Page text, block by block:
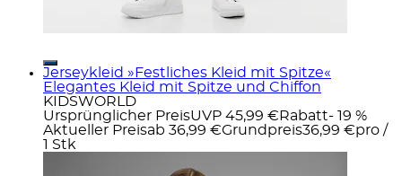
Jerseykleid »Festliches Kleid mit Spitze«
Elegantes Kleid mit Spitze und Chiffon
KIDSWORLD
Ursprünglicher PreisUVP 45,99 € Rabatt- 19 %
Aktueller Preisab 36,99 €Grundpreis36,99 €pro /
1 Stk